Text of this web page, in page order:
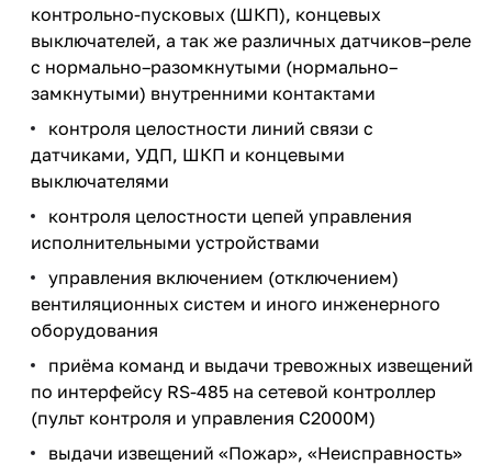
контрольно-пусковых (ШКП), концевых
выключателей, а так же различных датчиков–реле
с нормально–разомкнутыми (нормально–
замкнутыми) внутренними контактами
контроля целостности линий связи с
датчиками, УДП, ШКП и концевыми
выключателями
контроля целостности цепей управления
исполнительными устройствами
управления включением (отключением)
вентиляционных систем и иного инженерного
оборудования
приёма команд и выдачи тревожных извещений
по интерфейсу RS-485 на сетевой контроллер
(пульт контроля и управления С2000М)
выдачи извещений «Пожар», «Неисправность»